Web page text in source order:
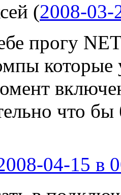
(2008-03-
прогу
которые
что
04-15 в